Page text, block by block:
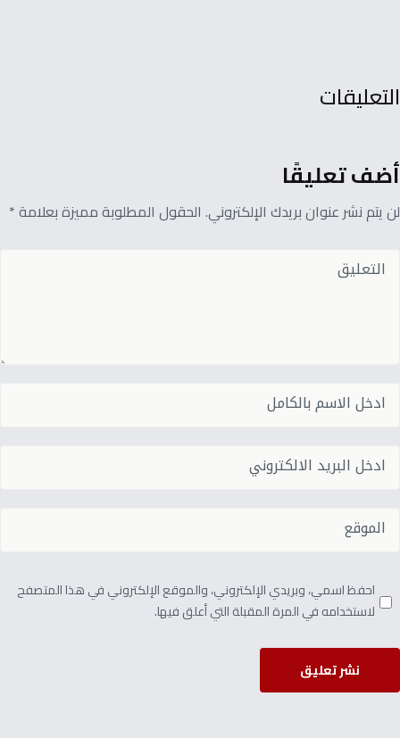
التعليقات
أضف تعليقًا
لن يتم نشر عنوان بريدك الإلكتروني. الحقول المطلوبة مميزة بعلامة *
احفظ اسمي، وبريدي الإلكتروني، والموقع الإلكتروني في هذا المتصفح
لاستخدامه في المرة المقبلة التي أعلق فيها.
نشر تعليق